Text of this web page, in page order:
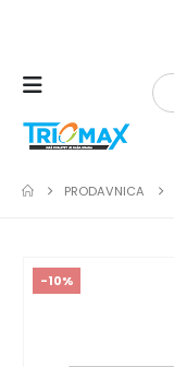
PRODAVNICA
-10%